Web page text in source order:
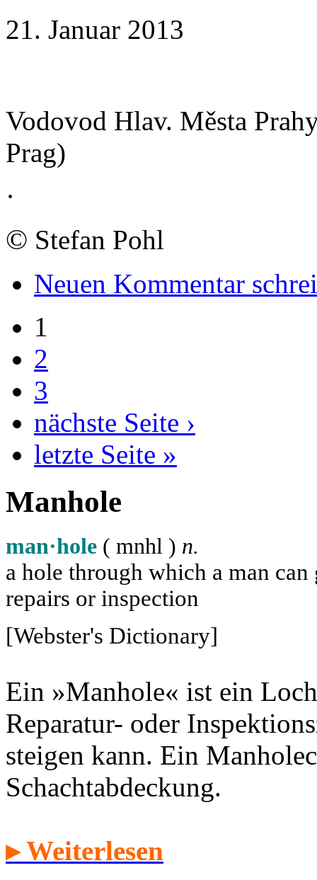
21. Januar 2013
Vodovod Hlav. Města
Prag)
·
© Stefan Pohl
Neuen Kommentar
1
2
3
nächste Seite ›
letzte Seite »
Manhole
man·hole ( mnhl ) n.
a hole through which a man
repairs or inspection
[Webster's Dictionary]
Ein »Manhole« ist ein
Reparatur- oder
steigen kann. Ein
Schachtabdeckung.
▸ Weiterlesen